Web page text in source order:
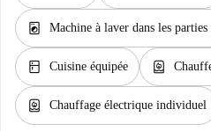
local_laundry_service Machine à laver dans les parties
kitchen Cuisine équipée water_heater
water_heater Chauffage électrique individuel